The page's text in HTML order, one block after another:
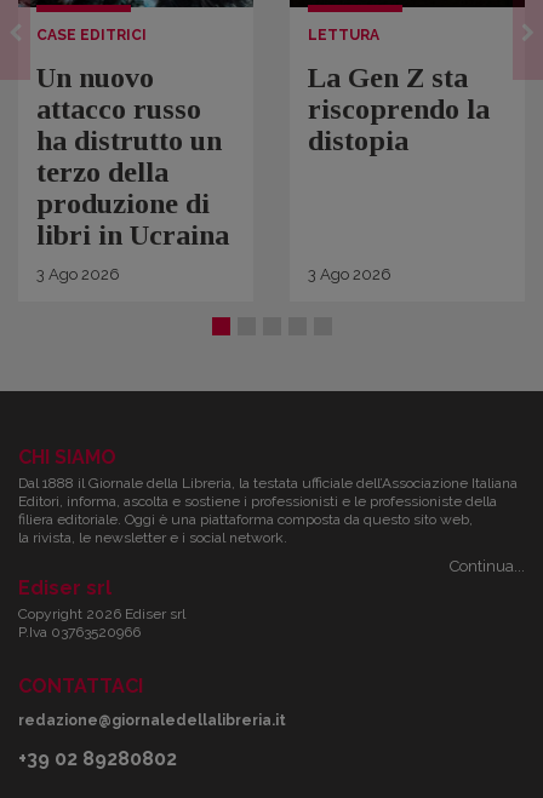
CASE EDITRICI
Un nuovo
attacco russo
ha distrutto un
terzo della
produzione di
libri in Ucraina
3 Ago 2026
LETTURA
La Gen Z sta
riscoprendo la
distopia
3 Ago 2026
CHI SIAMO
Dal 1888 il Giornale della Libreria, la testata ufficiale dell’Associazione Italiana
Editori, informa, ascolta e sostiene i professionisti e le professioniste della
filiera editoriale. Oggi è una piattaforma composta da questo sito web,
la rivista, le newsletter e i social network.
Continua...
Ediser srl
Copyright 2026 Ediser srl
P.Iva 03763520966
CONTATTACI
redazione@giornaledellalibreria.it
+39 02 89280802